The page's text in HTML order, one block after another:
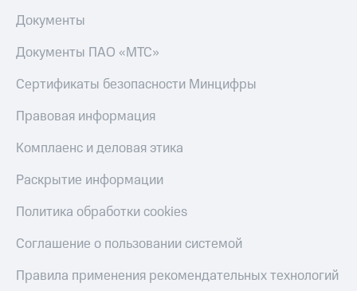
Документы
Документы ПАО «МТС»
Сертификаты безопасности Минцифры
Правовая информация
Комплаенс и деловая этика
Раскрытие информации
Политика обработки cookies
Соглашение о пользовании системой
Правила применения рекомендательных технологий